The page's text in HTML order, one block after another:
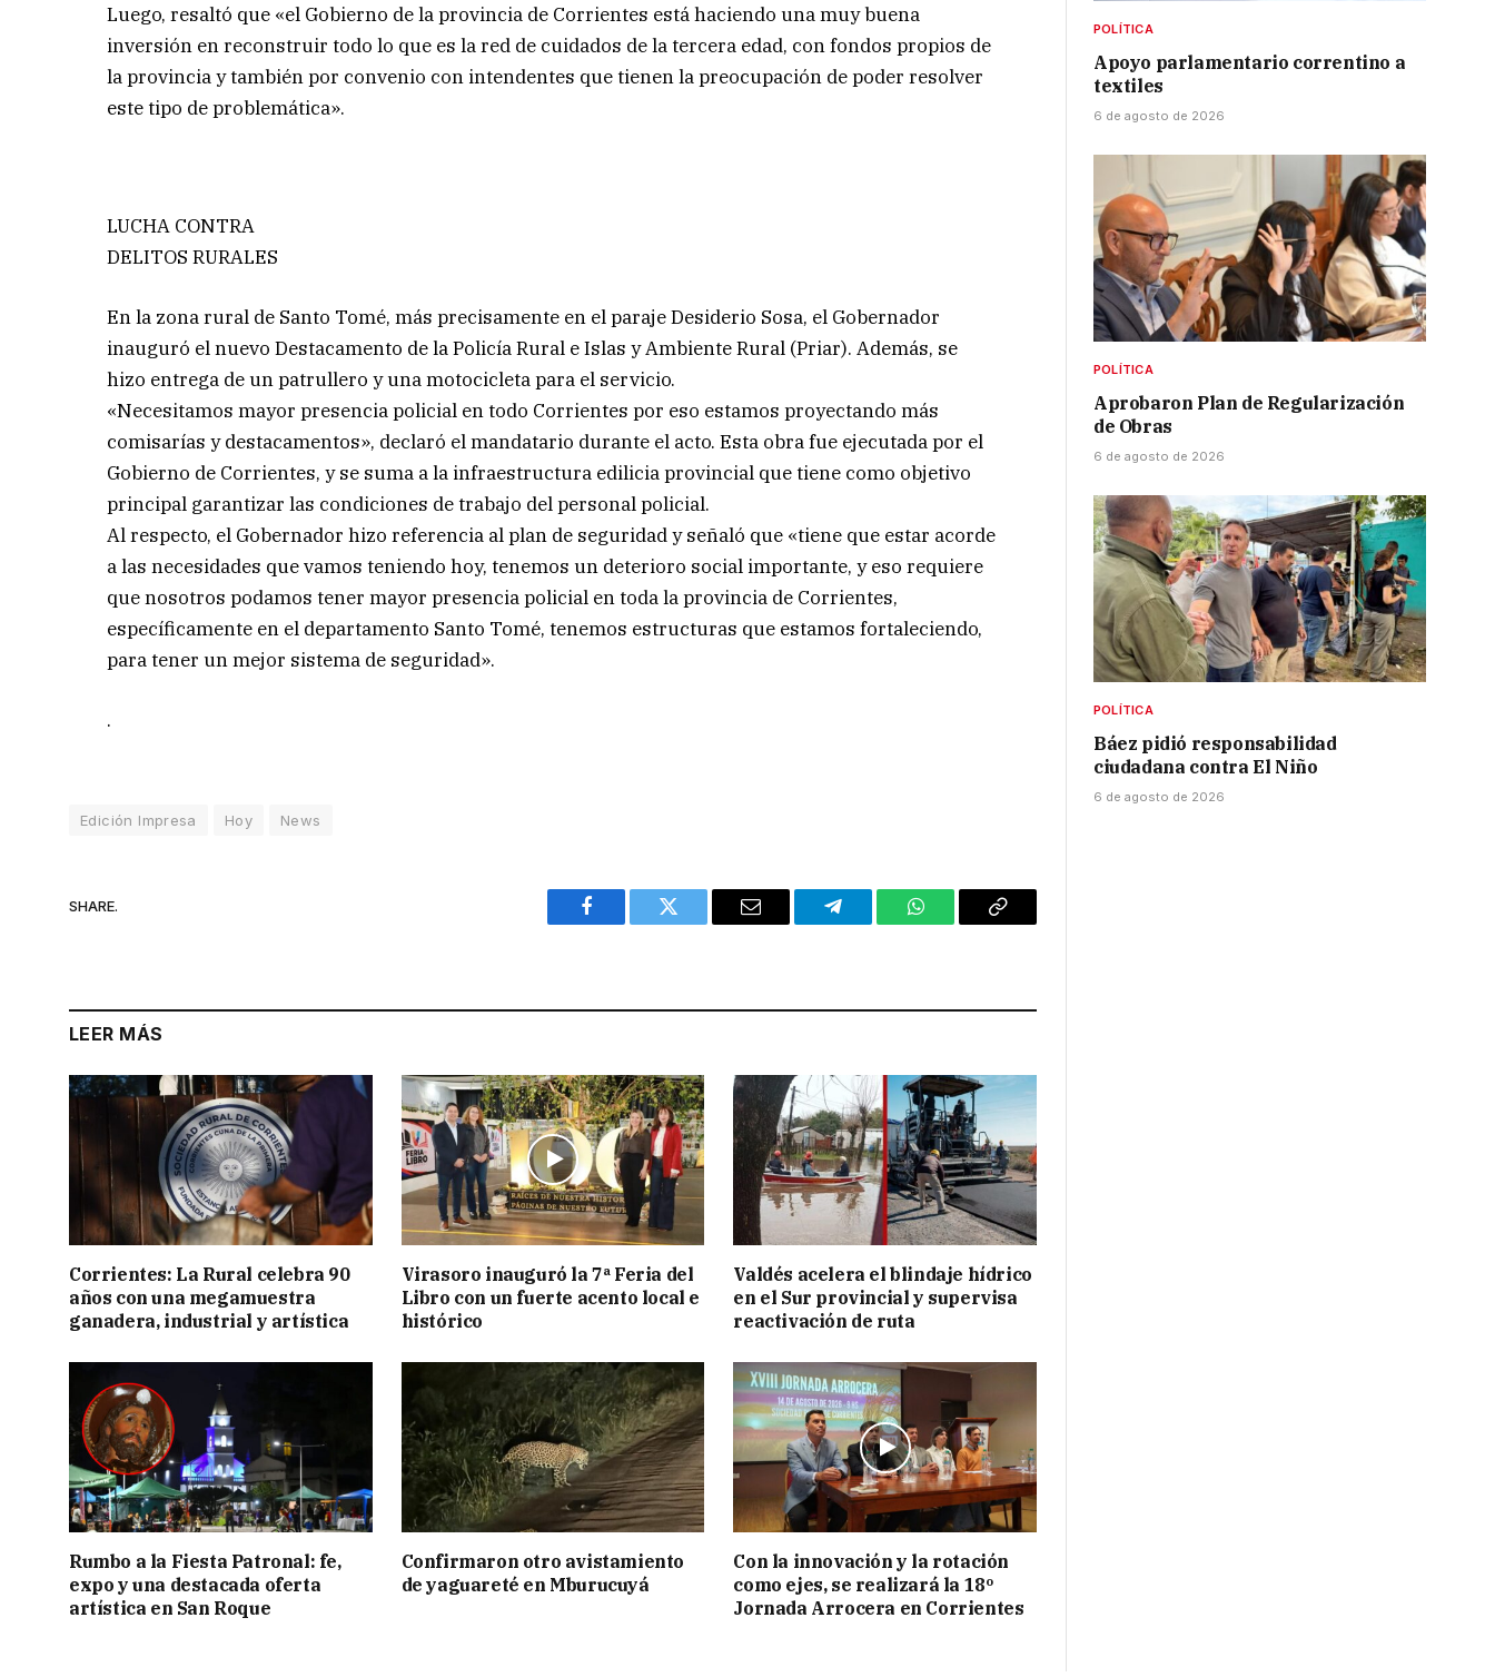
Luego, resaltó que «el Gobierno de la provincia de Corrientes está haciendo una muy buena
inversión en reconstruir todo lo que es la red de cuidados de la tercera edad, con fondos propios de
la provincia y también por convenio con intendentes que tienen la preocupación de poder resolver
este tipo de problemática».
LUCHA CONTRA
DELITOS RURALES
En la zona rural de Santo Tomé, más precisamente en el paraje Desiderio Sosa, el Gobernador
inauguró el nuevo Destacamento de la Policía Rural e Islas y Ambiente Rural (Priar). Además, se
hizo entrega de un patrullero y una motocicleta para el servicio.
«Necesitamos mayor presencia policial en todo Corrientes por eso estamos proyectando más
comisarías y destacamentos», declaró el mandatario durante el acto. Esta obra fue ejecutada por el
Gobierno de Corrientes, y se suma a la infraestructura edilicia provincial que tiene como objetivo
principal garantizar las condiciones de trabajo del personal policial.
Al respecto, el Gobernador hizo referencia al plan de seguridad y señaló que «tiene que estar acorde
a las necesidades que vamos teniendo hoy, tenemos un deterioro social importante, y eso requiere
que nosotros podamos tener mayor presencia policial en toda la provincia de Corrientes,
específicamente en el departamento Santo Tomé, tenemos estructuras que estamos fortaleciendo,
para tener un mejor sistema de seguridad».
.
Edición Impresa Hoy News
SHARE.
Facebook Twitter Email Telegram WhatsAppCopy
LEER MÁS
Corrientes: La Rural celebra 90
años con una megamuestra
ganadera, industrial y artística
Virasoro inauguró la 7ª Feria del
Libro con un fuerte acento local e
histórico
Valdés acelera el blindaje hídrico
en el Sur provincial y supervisa
reactivación de ruta
Rumbo a la Fiesta Patronal: fe,
expo y una destacada oferta
artística en San Roque
Confirmaron otro avistamiento
de yaguareté en Mburucuyá
Con la innovación y la rotación
como ejes, se realizará la 18º
Jornada Arrocera en Corrientes
POLÍTICA
Apoyo parlamentario correntino a
textiles
6 de agosto de 2026
POLÍTICA
Aprobaron Plan de Regularización
de Obras
6 de agosto de 2026
POLÍTICA
Báez pidió responsabilidad
ciudadana contra El Niño
6 de agosto de 2026